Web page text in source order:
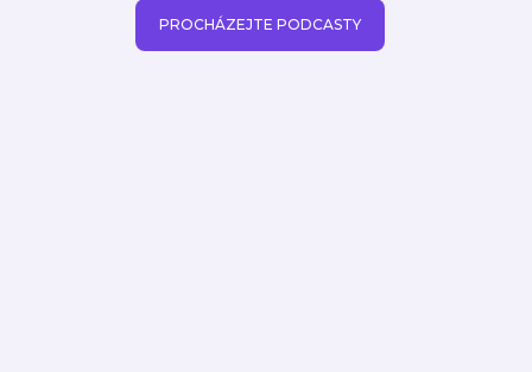
PROCHÁZEJTE PODCASTY